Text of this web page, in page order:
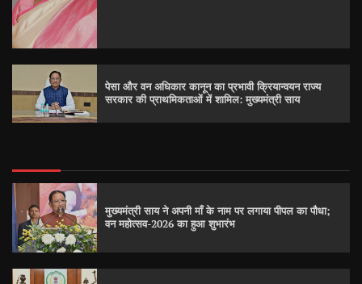
पेसा और वन अधिकार कानून का प्रभावी क्रियान्वयन राज्य
सरकार की प्राथमिकताओं में शामिल: मुख्यमंत्री साय
मुख्यमंत्री साय ने अपनी माँ के नाम पर लगाया पीपल का पौधा;
वन महोत्सव-2026 का हुआ शुभारंभ